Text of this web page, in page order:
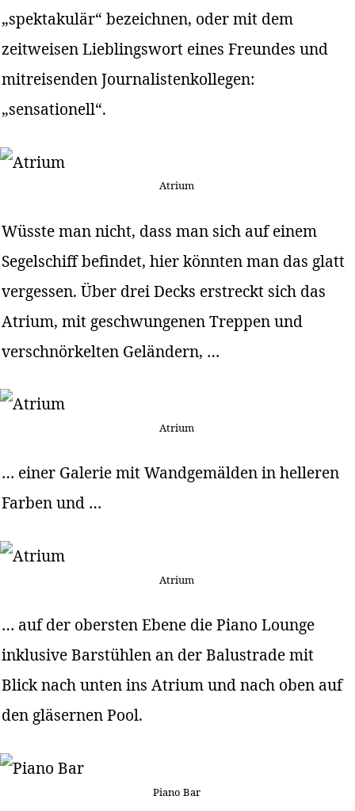
„spektakulär“ bezeichnen, oder mit dem
zeitweisen Lieblingswort eines Freundes und
mitreisenden Journalistenkollegen:
„sensationell“.
Atrium
Wüsste man nicht, dass man sich auf einem
Segelschiff befindet, hier könnten man das glatt
vergessen. Über drei Decks erstreckt sich das
Atrium, mit geschwungenen Treppen und
verschnörkelten Geländern, …
Atrium
… einer Galerie mit Wandgemälden in helleren
Farben und …
Atrium
… auf der obersten Ebene die Piano Lounge
inklusive Barstühlen an der Balustrade mit
Blick nach unten ins Atrium und nach oben auf
den gläsernen Pool.
Piano Bar